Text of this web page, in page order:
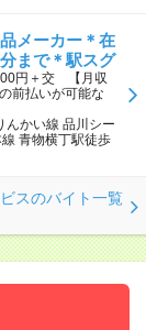
メーカー＊在
まで＊駅スグ
円＋交 【月収
前払いが可能な
かい線 品川シー
青物横丁駅徒歩
スのバイト一覧